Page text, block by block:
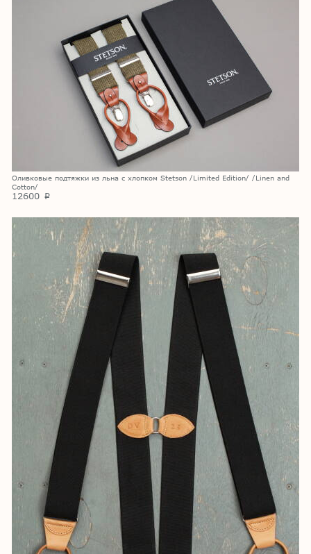
Оливковые подтяжки из льна с хлопком Stetson /Limited Edition/ /Linen and
Cotton/
12600 p